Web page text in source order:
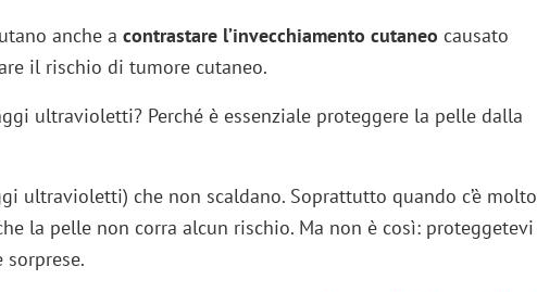
anche a contrastare l’invecchiamento cutaneo causato
il rischio di tumore cutaneo.
ultravioletti? Perché è essenziale proteggere la pelle dalla
ultravioletti) che non scaldano. Soprattutto quando c’è molto
la pelle non corra alcun rischio. Ma non è così: proteggetevi